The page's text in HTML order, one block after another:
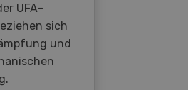
UFA-
sich
und